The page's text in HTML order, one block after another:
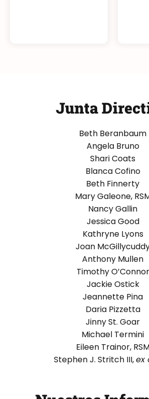
Junta
Beth Beranbaum
Angela Bruno
Shari Coats
Blanca Cofino
Beth Finnerty
Mary Galeone,
Nancy Gallin
Jessica Good
Kathryne Lyons
Joan
Anthony Mullen
Timothy O’Connor
Jackie Ostick
Jeannette Pina
Daria Pizzetta
Jinny St. Goar
Michael Termini
Eileen Trainor,
Stephen J. Stritch III,ex